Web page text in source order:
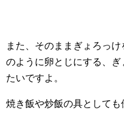
また、そのままぎょろっ
のように卵とじにする、
たいですよ。
焼き飯や炒飯の具としても